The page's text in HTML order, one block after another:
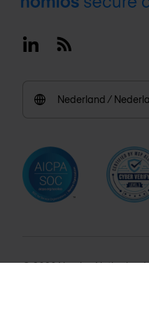
LinkedinRSS
Nederland /
© 2026 Nomios